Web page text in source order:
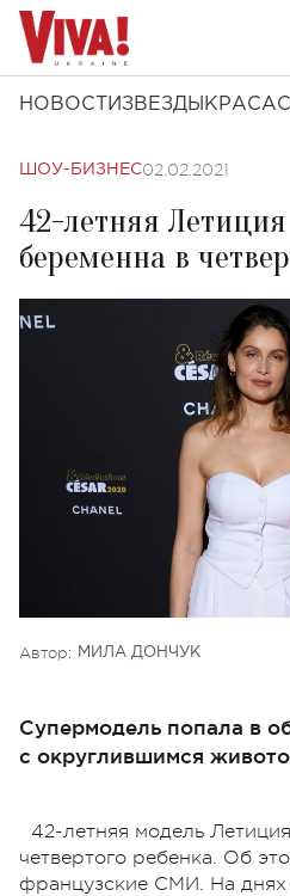
НОВОСТИ ЗВЕЗДЫ КРАСА
ШОУ-БИЗНЕС02.02.2021
42-летняя
беременна в
Автор: МИЛА ДОНЧУК
Супермодель попала в
с округлившимся
42-летняя модель
четвертого ребенка. Об
французские СМИ. На днях